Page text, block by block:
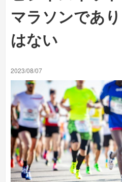
マラソンであ
はない
2023/08/07